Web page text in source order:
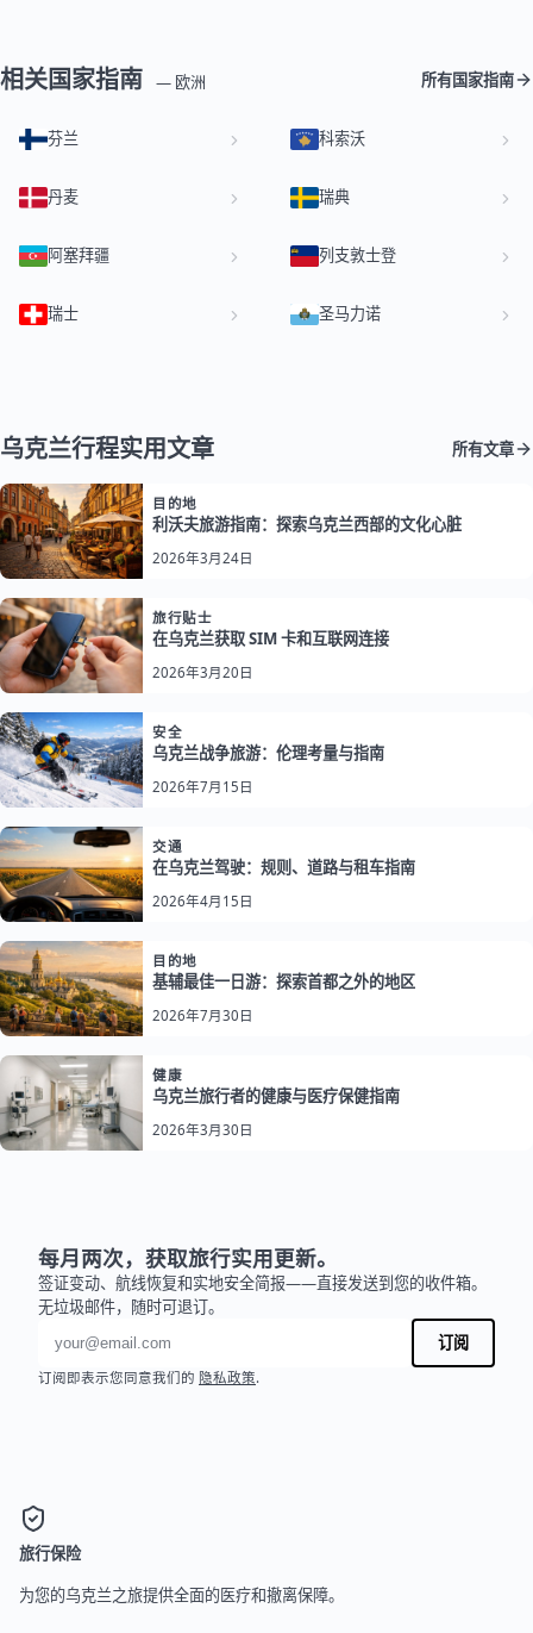
相关国家指南 — 欧洲 所有国家指南
芬兰 科索沃
丹麦 瑞典
阿塞拜疆 列支敦士登
瑞士 圣马力诺
乌克兰行程实用文章 所有文章
目的地
利沃夫旅游指南：探索乌克兰西部的文化心脏
2026年3月24日
旅行贴士
在乌克兰获取 SIM 卡和互联网连接
2026年3月20日
安全
乌克兰战争旅游：伦理考量与指南
2026年7月15日
交通
在乌克兰驾驶：规则、道路与租车指南
2026年4月15日
目的地
基辅最佳一日游：探索首都之外的地区
2026年7月30日
健康
乌克兰旅行者的健康与医疗保健指南
2026年3月30日
每月两次，获取旅行实用更新。
签证变动、航线恢复和实地安全简报——直接发送到您的收件箱。
无垃圾邮件，随时可退订。
电子邮件地址
订阅
订阅即表示您同意我们的 隐私政策.
旅行保险
为您的乌克兰之旅提供全面的医疗和撤离保障。